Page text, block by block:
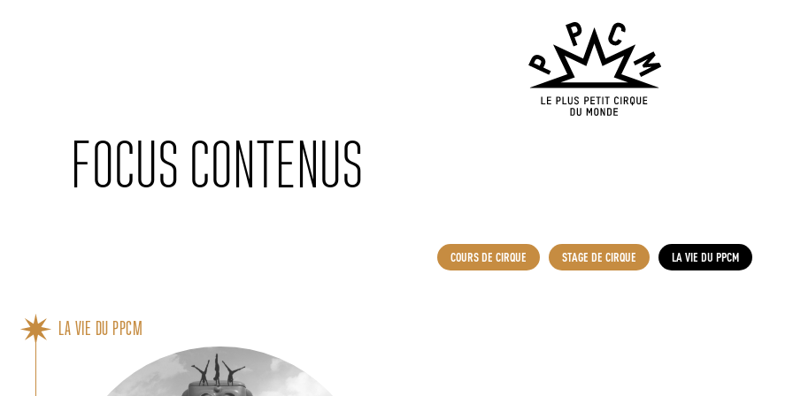
FOCUS CONTENUS
COURS DE CIRQUE STAGE DE CIRQUE LA VIE DU PPCM
LA VIE DU PPCM